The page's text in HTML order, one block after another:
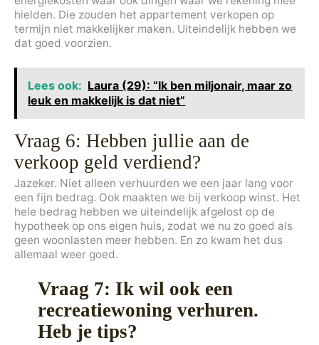
hielden. Die zouden het appartement verkopen op
termijn niet makkelijker maken. Uiteindelijk hebben we
dat goed voorzien.
Lees ook: Laura (29): “Ik ben miljonair, maar zo
leuk en makkelijk is dat niet”
Vraag 6: Hebben jullie aan de
verkoop geld verdiend?
Jazeker. Niet alleen verhuurden we een jaar lang voor
een fijn bedrag. Ook maakten we bij verkoop winst. Het
hele bedrag hebben we uiteindelijk afgelost op de
hypotheek op ons eigen huis, zodat we nu zo goed als
geen woonlasten meer hebben. En zo kwam het dus
allemaal weer goed.
Vraag 7: Ik wil ook een
recreatiewoning verhuren.
Heb je tips?